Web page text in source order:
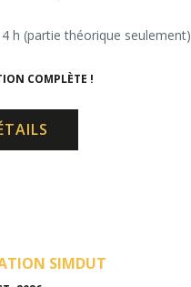
h (partie théorique seulement)
COMPLÈTE !
SIMDUT